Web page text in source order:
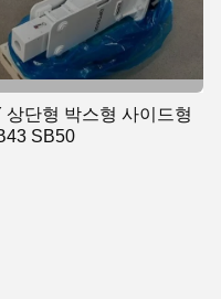
단형 박스형 사이드형
SB50